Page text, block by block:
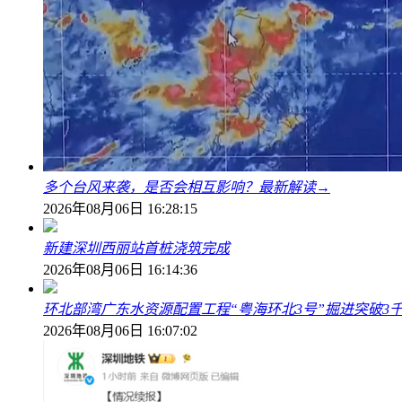
多个台风来袭，是否会相互影响？最新解读→
2026年08月06日 16:28:15
新建深圳西丽站首桩浇筑完成
2026年08月06日 16:14:36
环北部湾广东水资源配置工程“粤海环北3号”掘进突破3
2026年08月06日 16:07:02